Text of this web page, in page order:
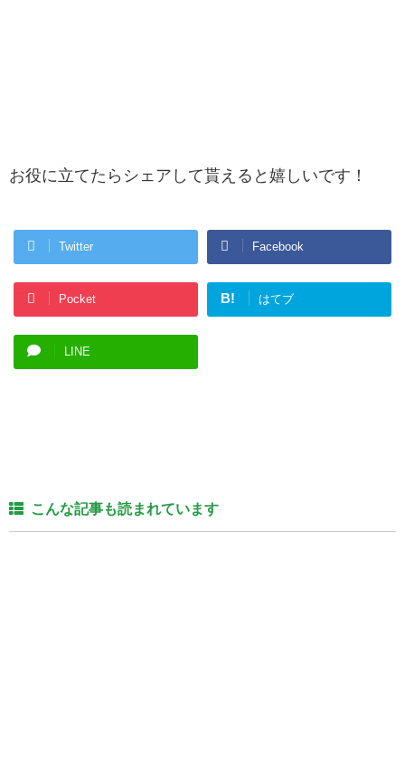
お役に立てたらシェアして貰えると嬉しいです！
Twitter Facebook
Pocket B! はてブ
LINE
こんな記事も読まれています